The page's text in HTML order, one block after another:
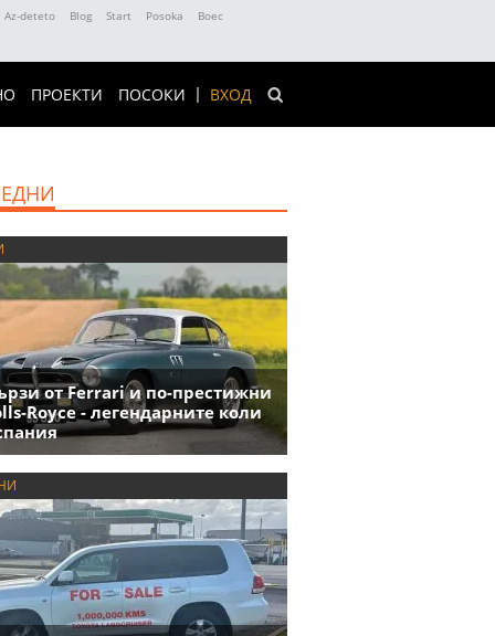
Az-deteto Blog Start Posoka
Boec
ВХОД
ПРОЕКТИ ПОСОКИ
от Ferrari и по-престижни
Royce - легендарните коли